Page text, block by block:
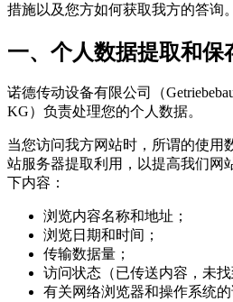
措施以及您方如何获取我方的答询。
一、个人数据提取和保
诺德传动设备有限公司（
KG）负责处理您的个人数据。
当您访问我方网站时，所谓的使用
站服务器提取利用，以提高我们网
下内容：
浏览内容名称和地址；
浏览日期和时间；
传输数据量；
访问状态（已传送内容，未找
有关网络浏览器和操作系统的